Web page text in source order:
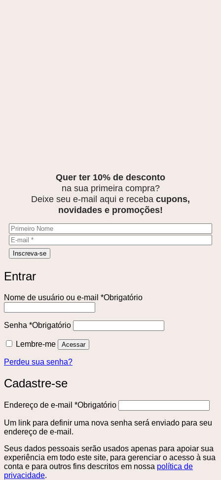
Quer ter 10% de desconto
na sua primeira compra?
Deixe seu e-mail aqui e receba cupons,
novidades e promoções!
Entrar
Nome de usuário ou e-mail *Obrigatório
Senha *Obrigatório
Lembre-me Acessar
Perdeu sua senha?
Cadastre-se
Endereço de e-mail *Obrigatório
Um link para definir uma nova senha será enviado para seu
endereço de e-mail.
Seus dados pessoais serão usados ​​apenas para apoiar sua
experiência em todo este site, para gerenciar o acesso à sua
conta e para outros fins descritos em nossa política de
privacidade.